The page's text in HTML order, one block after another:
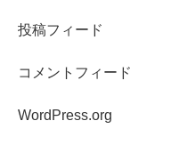
投稿フィード
コメントフィード
WordPress.org